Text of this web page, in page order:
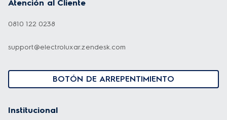
Atención al Cliente
0810 122 0238
support@electroluxar.zendesk.com
BOTÓN DE ARREPENTIMIENTO
Institucional